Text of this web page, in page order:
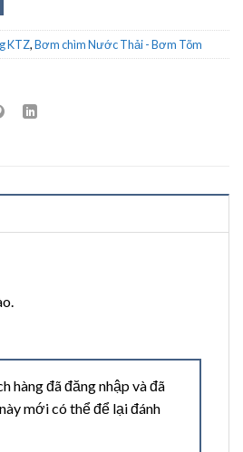
KTZ,Bơm chìm Nước Thải - Bơm Tõm
hàng đã đăng nhập và đã
mới có thể để lại đánh